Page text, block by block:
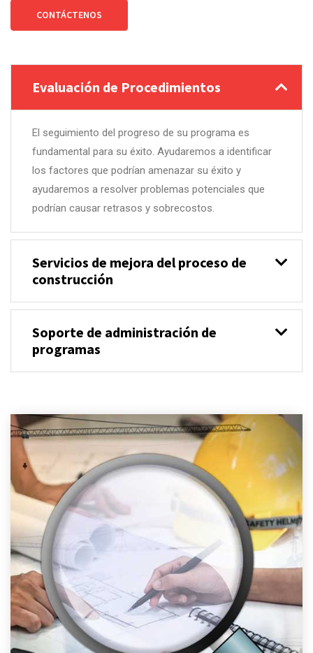
CONTÁCTENOS
Evaluación de Procedimientos
El seguimiento del progreso de su programa es
fundamental para su éxito. Ayudaremos a identificar
los factores que podrían amenazar su éxito y
ayudaremos a resolver problemas potenciales que
podrían causar retrasos y sobrecostos.
Servicios de mejora del proceso de
construcción
Soporte de administración de
programas